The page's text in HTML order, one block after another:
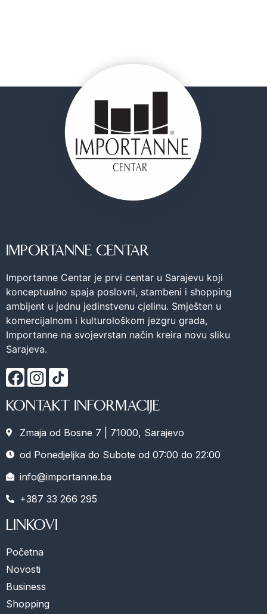
IMPORTANNE CENTAR
Importanne Centar je prvi centar u Sarajevu koji
konceptualno spaja poslovni, stambeni i shopping
ambijent u jednu jedinstvenu cjelinu. Smješten u
komercijalnom i kulturološkom jezgru grada,
Importanne na svojevrstan način kreira novu sliku
Sarajeva.
KONTAKT INFORMACIJE
Zmaja od Bosne 7 | 71000, Sarajevo
od Ponedjeljka do Subote od 07:00 do 22:00
info@importanne.ba
+387 33 266 295
LINKOVI
Početna
Novosti
Business
Shopping